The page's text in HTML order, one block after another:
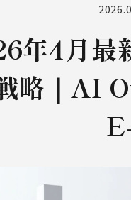
年4月
略｜AI